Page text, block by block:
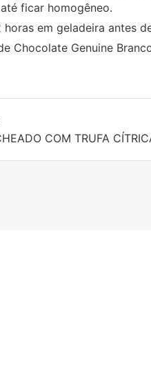
ficar homogêneo.
em geladeira antes
Chocolate Genuine
COM TRUFA